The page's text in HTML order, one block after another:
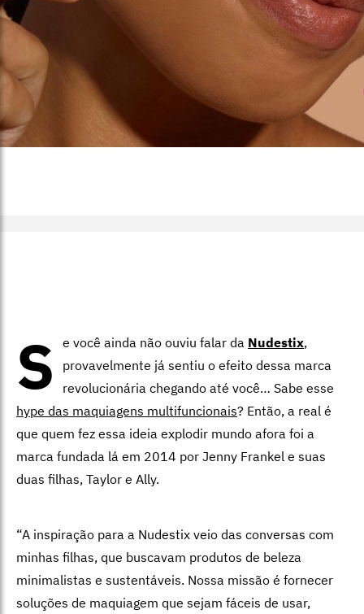
S e você ainda não ouviu falar da Nudestix,
provavelmente já sentiu o efeito dessa marca
revolucionária chegando até você… Sabe esse
hype das maquiagens multifuncionais? Então, a real é
que quem fez essa ideia explodir mundo afora foi a
marca fundada lá em 2014 por Jenny Frankel e suas
duas filhas, Taylor e Ally.
“A inspiração para a Nudestix veio das conversas com
minhas filhas, que buscavam produtos de beleza
minimalistas e sustentáveis. Nossa missão é fornecer
soluções de maquiagem que sejam fáceis de usar,